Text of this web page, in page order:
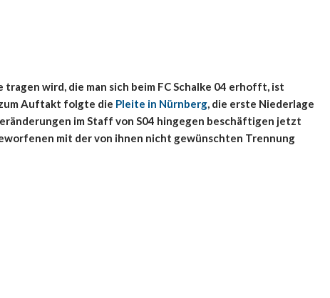
wird, die man sich beim FC Schalke 04 erhofft, ist
Auftakt folgte die Pleite in Nürnberg, die erste Niederlage
im Staff von S04 hingegen beschäftigen jetzt
mit der von ihnen nicht gewünschten Trennung